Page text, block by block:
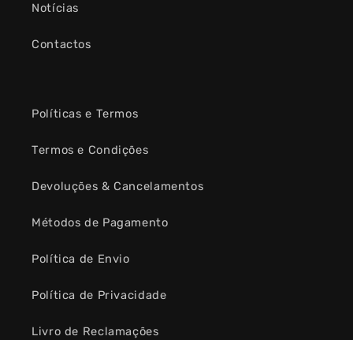
Notícias
Contactos
Políticas e Termos
Termos e Condições
Devoluções & Cancelamentos
Métodos de Pagamento
Política de Envio
Política de Privacidade
Livro de Reclamações